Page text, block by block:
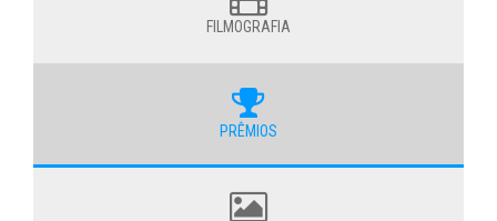
FILMOGRAFIA
PRÊMIOS